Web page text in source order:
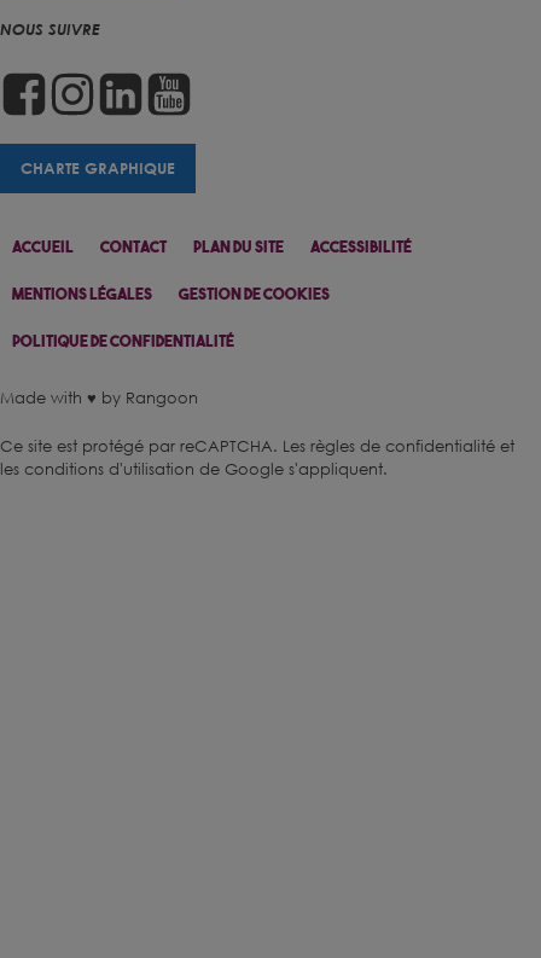
Accueil Contact Plan Du Site Accessibilité
Mentions Légales Gestion De Cookies
Politique De Confidentialité
NOUS SUIVRE
CHARTE GRAPHIQUE
Made with ♥ by Rangoon
Ce site est protégé par reCAPTCHA. Les règles de confidentialité et
les conditions d'utilisation de Google s'appliquent.